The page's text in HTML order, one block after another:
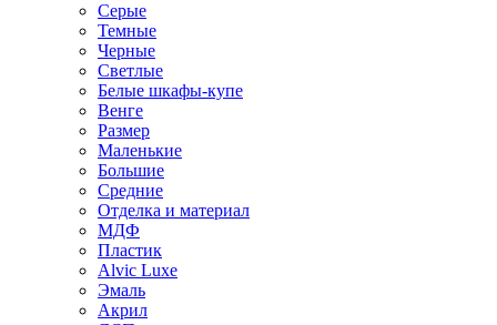
Серые
Темные
Черные
Светлые
Белые шкафы-купе
Венге
Размер
Маленькие
Большие
Средние
Отделка и материал
МДФ
Пластик
Alvic Luxe
Эмаль
Акрил